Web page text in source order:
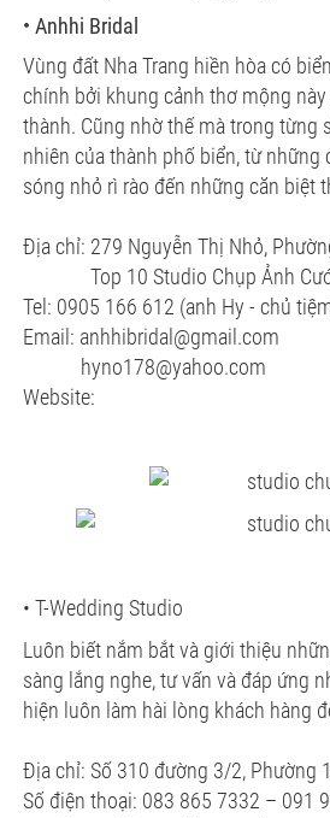
• Anhhi Bridal
Vùng đất Nha Trang hiền hòa có
chính bởi khung cảnh thơ mộng
thành. Cũng nhờ thế mà trong
nhiên của thành phố biển, từ
sóng nhỏ rì rào đến những căn biệt
Địa chỉ: 279 Nguyễn Thị Nhỏ,
Top 10 Studio Chụp Ảnh Cưới
Tel: 0905 166 612 (anh Hy - chủ
Email: anhhibridal@gmail.com
hyno178@yahoo.com
Website:
• T-Wedding Studio
Luôn biết nắm bắt và giới thiệu
sàng lắng nghe, tư vấn và đáp ứng
hiện luôn làm hài lòng khách hàng
Địa chỉ: Số 310 đường 3/2, Phường
Số điện thoại: 083 865 7332 – 091